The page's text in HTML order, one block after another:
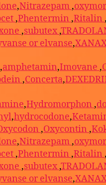
,Nitrazepam ,
,Phentermin ,Ritalin ,
,subutex,
or elvanse,
,amphetamin,Imovane ,
,Concerta,
,Hydromorphon ,
,hydrocodone,
,Oxycontin ,
,Nitrazepam ,
,Phentermin ,Ritalin ,
,subutex,
or elvanse,